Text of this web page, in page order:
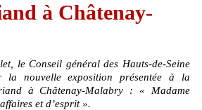
à Châtenay-
le Conseil général des Hauts-de-Seine
la nouvelle exposition présentée à la
à Châtenay-Malabry : « Madame
et d’esprit ».